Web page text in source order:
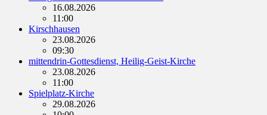
16.08.2026
11:00
Kirschhausen
23.08.2026
09:30
mittendrin-Gottesdienst, Heilig-Geist-Kirche
23.08.2026
11:00
Spielplatz-Kirche
29.08.2026